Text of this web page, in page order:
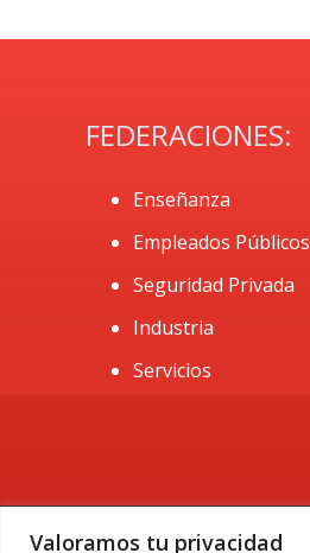
Valoramos tu privacidad
FEDERACIONES:
Enseñanza
Empleados Públicos
Seguridad Privada
Industria
Servicios